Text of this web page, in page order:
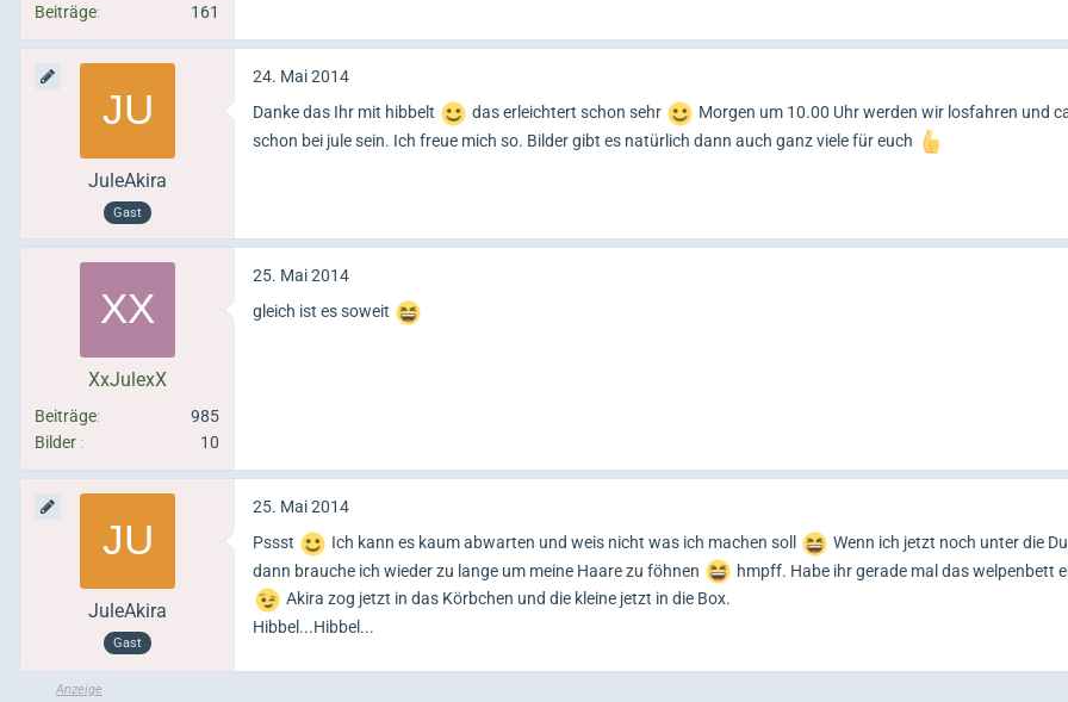
Beiträge 161
JuleAkira
Gast
24. Mai 2014
Danke das Ihr mit hibbelt
das erleichtert schon sehr
Morgen um 10.00 Uhr werden wir losfahren und
schon bei jule sein. Ich freue mich so. Bilder gibt es natürlich dann auch ganz viele für euch
XxJulexX
Beiträge
985
Bilder
10
25. Mai 2014
gleich ist es soweit
JuleAkira
Gast
25. Mai 2014
Pssst
Ich kann es kaum abwarten und weis nicht was ich machen soll
Wenn ich jetzt noch unter die
dann brauche ich wieder zu lange um meine Haare zu föhnen
hmpff. Habe ihr gerade mal das welpenbett
Akira zog jetzt in das Körbchen und die kleine jetzt in die Box.
Hibbel...Hibbel...